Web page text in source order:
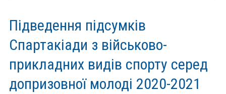
Підведення підсумків
Спартакіади з військово-
прикладних видів спорту серед
допризовної молоді 2020-2021